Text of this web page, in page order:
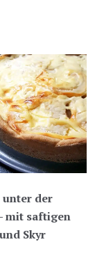
unter der
mit saftigen
Skyr